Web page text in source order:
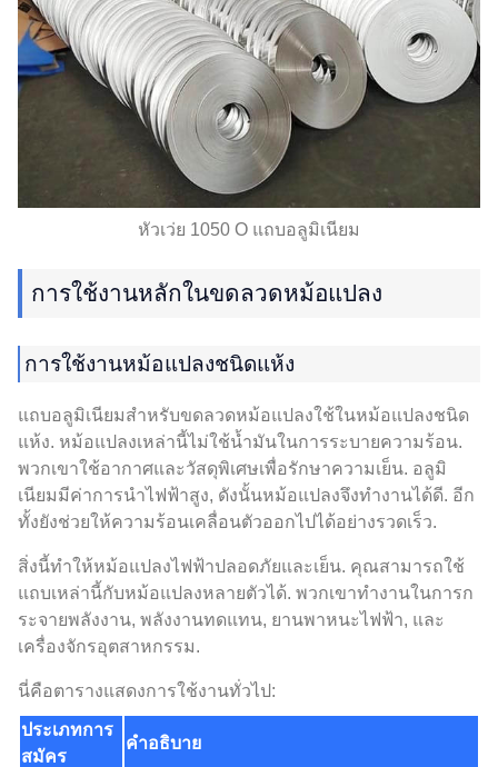
หัวเว่ย 1050 O แถบอลูมิเนียม
การใช้งานหลักในขดลวดหม้อแปลง
การใช้งานหม้อแปลงชนิดแห้ง
แถบอลูมิเนียมสำหรับขดลวดหม้อแปลงใช้ในหม้อแปลงชนิด
แห้ง. หม้อแปลงเหล่านี้ไม่ใช้น้ำมันในการระบายความร้อน.
พวกเขาใช้อากาศและวัสดุพิเศษเพื่อรักษาความเย็น. อลูมิ
เนียมมีค่าการนำไฟฟ้าสูง, ดังนั้นหม้อแปลงจึงทำงานได้ดี. อีก
ทั้งยังช่วยให้ความร้อนเคลื่อนตัวออกไปได้อย่างรวดเร็ว.
สิ่งนี้ทำให้หม้อแปลงไฟฟ้าปลอดภัยและเย็น. คุณสามารถใช้
แถบเหล่านี้กับหม้อแปลงหลายตัวได้. พวกเขาทำงานในการก
ระจายพลังงาน, พลังงานทดแทน, ยานพาหนะไฟฟ้า, และ
เครื่องจักรอุตสาหกรรม.
นี่คือตารางแสดงการใช้งานทั่วไป:
ประเภทการ
สมัคร
คำอธิบาย